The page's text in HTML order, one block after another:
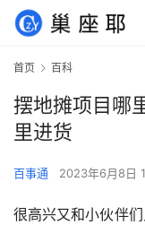
首页 百科
摆地摊项目哪
里进货
百事通 2023年6月8日
很高兴又和小伙伴